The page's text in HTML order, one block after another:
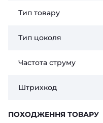
Тип товару
Тип цоколя
Частота струму
Штрихкод
ПОХОДЖЕННЯ ТОВАРУ